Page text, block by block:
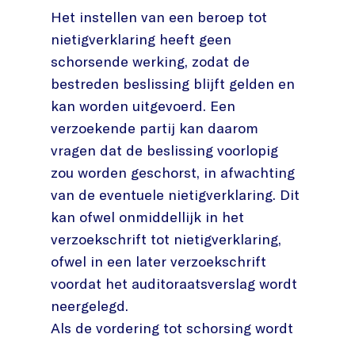
Het instellen van een beroep tot
nietigverklaring heeft geen
schorsende werking, zodat de
bestreden beslissing blijft gelden en
kan worden uitgevoerd. Een
verzoekende partij kan daarom
vragen dat de beslissing voorlopig
zou worden geschorst, in afwachting
van de eventuele nietigverklaring. Dit
kan ofwel onmiddellijk in het
verzoekschrift tot nietigverklaring,
ofwel in een later verzoekschrift
voordat het auditoraatsverslag wordt
neergelegd.
Als de vordering tot schorsing wordt